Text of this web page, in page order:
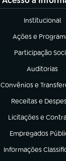
Institucional
(abre em nova
Ações e
(abre em nova
Participação
(abre em nova
Auditorias
(abre em
Convênios e
(abre em nova aba)
Receitas e
(abre em nova
Licitações e
(abre em nova aba)
Empregados
(abre em nova
Informações
(abre em nova aba)